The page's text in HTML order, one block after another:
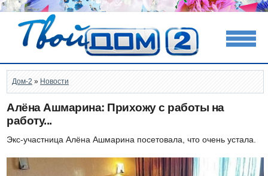
Дом-2 » Новости
Алёна Ашмарина: Прихожу с работы на
работу...
Экс-участница Алёна Ашмарина посетовала, что очень устала.